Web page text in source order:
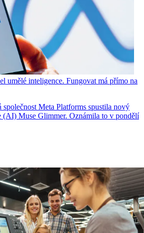
umělé inteligence. Fungovat má přímo na
Meta Platforms spustila nový
(AI) Muse Glimmer. Oznámila to v pondělí